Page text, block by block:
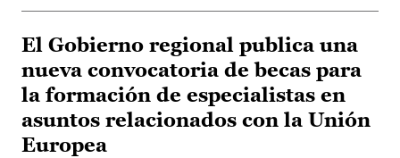
El Gobierno regional publica una
nueva convocatoria de becas para
la formación de especialistas en
asuntos relacionados con la Unión
Europea